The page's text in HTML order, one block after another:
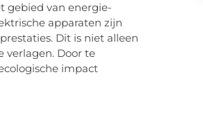
gebied van energie-
apparaten zijn
Dit is niet alleen
verlagen. Door te
impact